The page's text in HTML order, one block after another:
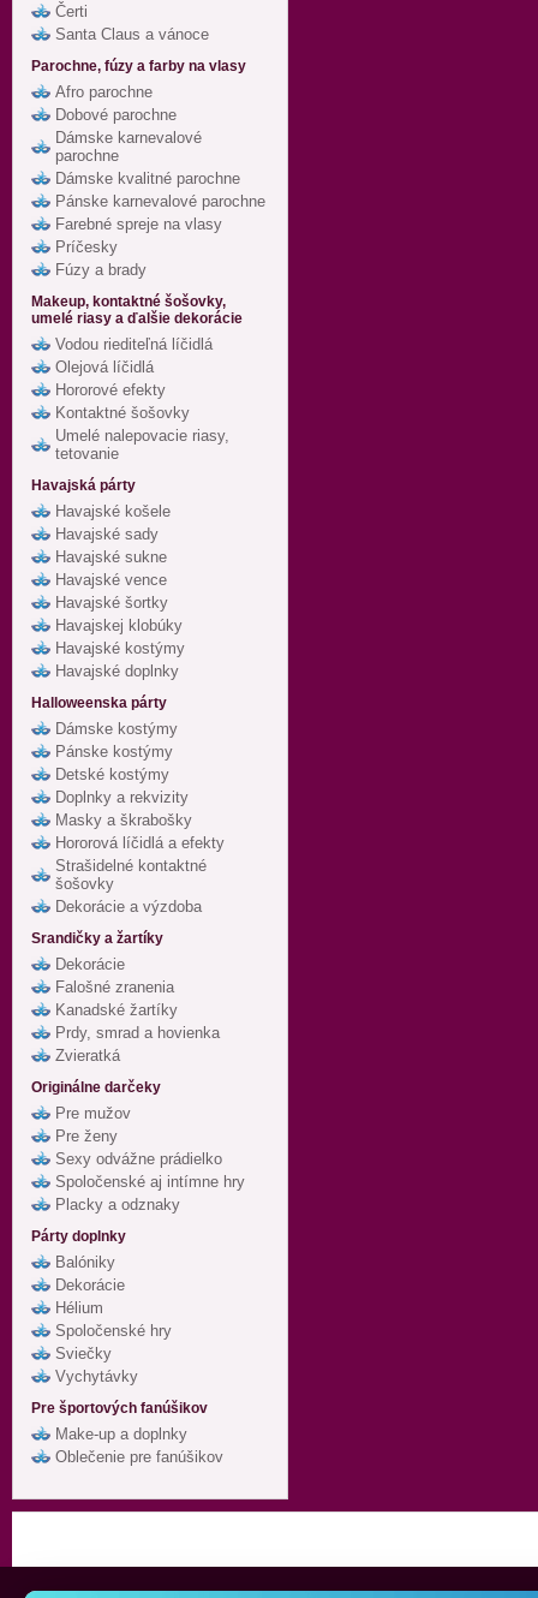
Čerti
Santa Claus a vánoce
Parochne, fúzy a farby na vlasy
Afro parochne
Dobové parochne
Dámske karnevalové
parochne
Dámske kvalitné parochne
Pánske karnevalové parochne
Farebné spreje na vlasy
Príčesky
Fúzy a brady
Makeup, kontaktné šošovky,
umelé riasy a ďalšie dekorácie
Vodou riediteľná líčidlá
Olejová líčidlá
Hororové efekty
Kontaktné šošovky
Umelé nalepovacie riasy,
tetovanie
Havajská párty
Havajské košele
Havajské sady
Havajské sukne
Havajské vence
Havajské šortky
Havajskej klobúky
Havajské kostýmy
Havajské doplnky
Halloweenska párty
Dámske kostýmy
Pánske kostýmy
Detské kostýmy
Doplnky a rekvizity
Masky a škrabošky
Hororová líčidlá a efekty
Strašidelné kontaktné
šošovky
Dekorácie a výzdoba
Srandičky a žartíky
Dekorácie
Falošné zranenia
Kanadské žartíky
Prdy, smrad a hovienka
Zvieratká
Originálne darčeky
Pre mužov
Pre ženy
Sexy odvážne prádielko
Spoločenské aj intímne hry
Placky a odznaky
Párty doplnky
Balóniky
Dekorácie
Hélium
Spoločenské hry
Sviečky
Vychytávky
Pre športových fanúšikov
Make-up a doplnky
Oblečenie pre fanúšikov